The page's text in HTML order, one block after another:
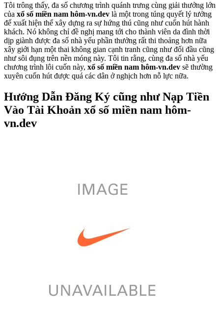
Tôi trông thấy, đa số chương trình quánh trưng cùng giải thưởng lớn
của xổ số miền nam hôm-vn.dev là một trong túng quyết lý tưởng
để xuất hiện thể xây dựng ra sự hứng thú cũng như cuốn hút hành
khách. Nó không chỉ đề nghị mang tới cho thành viên da đình thời
dịp giành được đa số nhà yếu phần thưởng rất thi thoảng hơn nữa
xây giới hạn một thai không gian cạnh tranh cũng như đối đầu cũng
như sôi đụng trên nền móng này. Tôi tin rằng, cùng đa số nhà yếu
chương trình lôi cuốn này, xổ số miền nam hôm-vn.dev sẽ thường
xuyên cuốn hút được quá các dân ở nghịch hơn nỗ lực nữa.
Hướng Dẫn Đăng Ký cũng như Nạp Tiền
Vào Tài Khoản xổ số miền nam hôm-
vn.dev